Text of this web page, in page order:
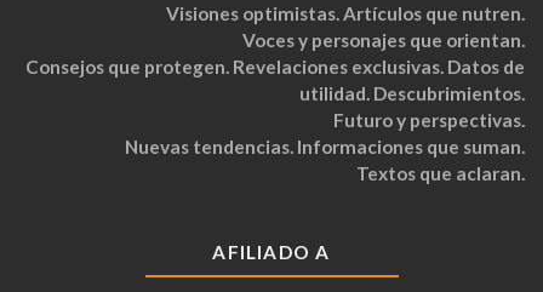
Visiones optimistas. Artículos que nutren.
Voces y personajes que orientan.
Consejos que protegen. Revelaciones exclusivas. Datos de
utilidad. Descubrimientos.
Futuro y perspectivas.
Nuevas tendencias. Informaciones que suman.
Textos que aclaran.
AFILIADO A